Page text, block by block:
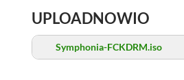
UPLOADNOWIO
Symphonia-FCKDRM.iso